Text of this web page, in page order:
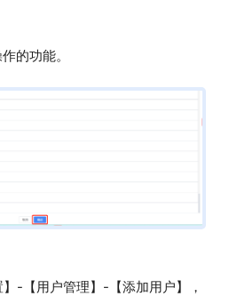
的功能。
-【用户管理】-【添加用户】，